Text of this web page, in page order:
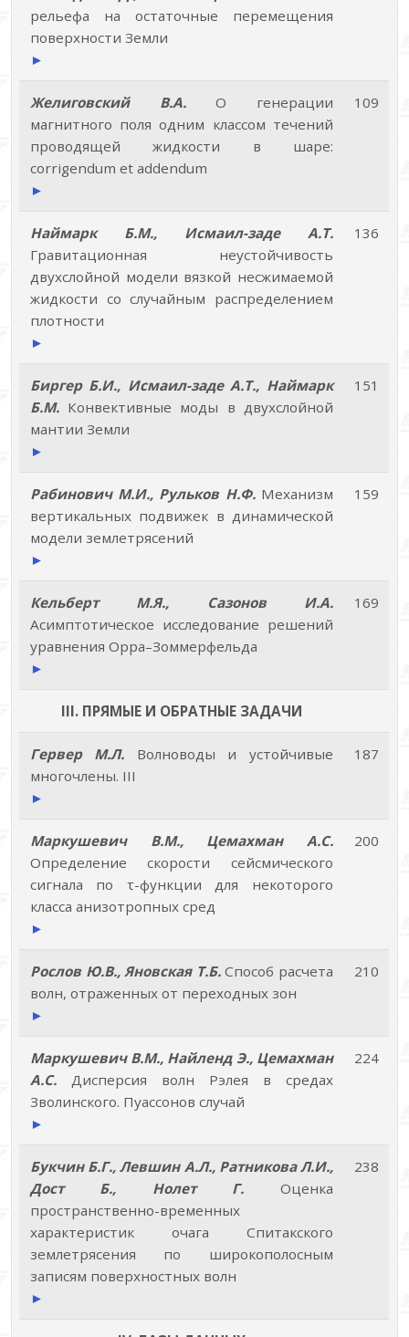
рельефа на остаточные перемещения
поверхности Земли
►
Желиговский В.А.О генерации
магнитного поля одним классом течений
проводящей жидкости в шаре:
corrigendum et addendum
►
109
Наймарк Б.М., Исмаил-заде А.Т.
Гравитационная неустойчивость
двухслойной модели вязкой несжимаемой
жидкости со случайным распределением
плотности
►
136
Биргер Б.И., Исмаил-заде А.Т., Наймарк
Б.М.Конвективные моды в двухслойной
мантии Земли
►
151
Рабинович М.И., Рульков Н.Ф.Механизм
вертикальных подвижек в динамической
модели землетрясений
►
159
Кельберт М.Я., Сазонов И.А.
Асимптотическое исследование решений
уравнения Орра–Зоммерфельда
►
169
III. ПРЯМЫЕ И ОБРАТНЫЕ ЗАДАЧИ
Гервер М.Л. Волноводы и устойчивые
многочлены. III
►
187
Маркушевич В.М., Цемахман А.С.
Определение скорости сейсмического
сигнала по τ-функции для некоторого
класса анизотропных сред
►
200
Рослов Ю.В., Яновская Т.Б.Способ расчета
волн, отраженных от переходных зон
►
210
Маркушевич В.М., Найленд Э., Цемахман
А.С.Дисперсия волн Рэлея в средах
Зволинского. Пуассонов случай
►
224
Букчин Б.Г., Левшин А.Л., Ратникова Л.И.,
Дост Б., Нолет Г. Оценка
пространственно-временных
характеристик очага Спитакского
землетрясения по широкополосным
записям поверхностных волн
►
238